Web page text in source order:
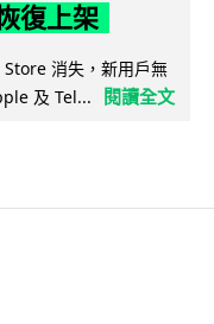
復上架
消失，新用戶無
及 Tel...
閱讀全文